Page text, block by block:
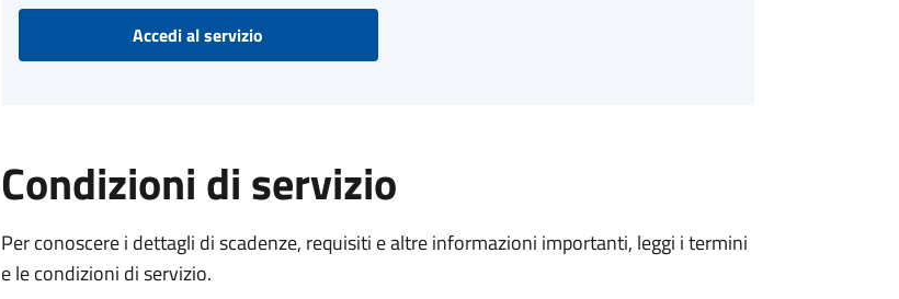
Accedi al servizio
Condizioni di servizio
Per conoscere i dettagli di scadenze, requisiti e altre informazioni importanti, leggi i termini
e le condizioni di servizio.